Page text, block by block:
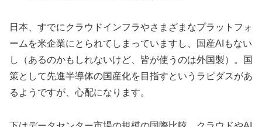
日本、すでにクラウドインフラやさまざまなプラットフォ
ームを米企業にとられてしまっていますし、国産AIもない
し（あるのかもしれないけど、皆が使うのは外国製）。国
策として先進半導体の国産化を目指すというラピダスがあ
るようですが、心配になります。